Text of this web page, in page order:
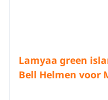
Lamyaa green
Bell Helmen voor